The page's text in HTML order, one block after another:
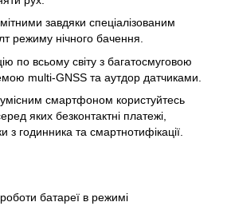
завдяки спеціалізованим
режиму нічного бачення.
по всьому світу з багатосмуговою
multi-GNSS та аутдор датчиками.
смартфоном користуйтесь
яких безконтактні платежі,
з годинника та смартнотифікації.
батареї в режимі